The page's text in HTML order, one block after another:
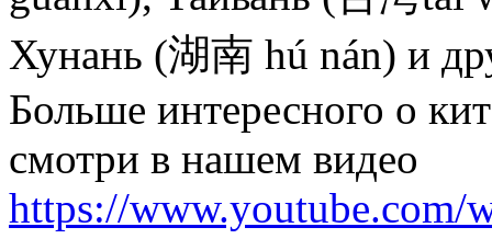
Хунань (湖南 hú nán) и
Больше интересного о
смотри в нашем видео
https://